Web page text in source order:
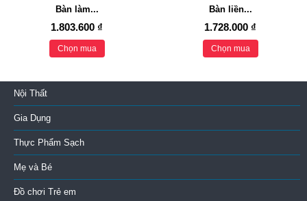
Bàn làm...
1.803.600 ₫
Chọn mua
Bàn liền...
1.728.000 ₫
Chọn mua
Nội Thất
Gia Dụng
Thực Phẩm Sạch
Mẹ và Bé
Đồ chơi Trẻ em